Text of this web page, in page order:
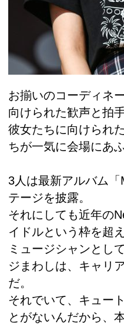
お揃いのコーディネ
向けられた歓声と拍手
彼女たちに向けられ
ちが一気に会場にあ
3人は最新アルバム
テージを披露。
それにしても近年の
イドルという枠を超
ミュージシャンとし
ジまわしは、キャリ
だ。
それでいて、キュー
とがないんだから、